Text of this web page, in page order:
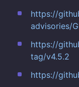
https://
advisories/
https://
tag/v4.5.2
https://